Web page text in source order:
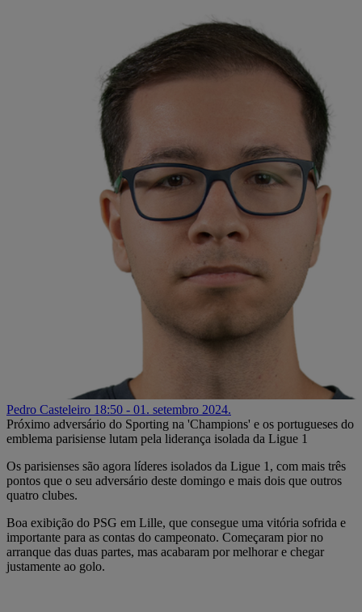
Pedro Casteleiro 18:50 - 01. setembro 2024.
Próximo adversário do Sporting na 'Champions' e os portugueses do
emblema parisiense lutam pela liderança isolada da Ligue 1
Os parisienses são agora líderes isolados da Ligue 1, com mais três
pontos que o seu adversário deste domingo e mais dois que outros
quatro clubes.
Boa exibição do PSG em Lille, que consegue uma vitória sofrida e
importante para as contas do campeonato. Começaram pior no
arranque das duas partes, mas acabaram por melhorar e chegar
justamente ao golo.